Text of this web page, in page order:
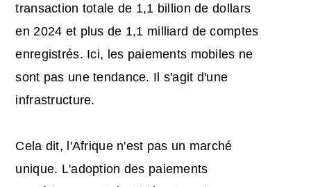
transaction totale de 1,1 billion de dollars
en 2024 et plus de 1,1 milliard de comptes
enregistrés. Ici, les paiements mobiles ne
sont pas une tendance. Il s'agit d'une
infrastructure.
Cela dit, l'Afrique n'est pas un marché
unique. L'adoption des paiements